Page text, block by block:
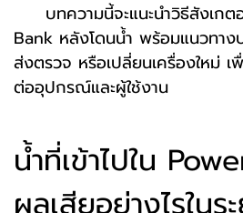
บทความนี้จะแนะนำวิธีสังเกต
Bank หลังโดนน้ำ พร้อมแนวทาง
ส่งตรวจ หรือเปลี่ยนเครื่องใหม่
ต่ออุปกรณ์และผู้ใช้งาน
น้ำที่เข้าไปใน